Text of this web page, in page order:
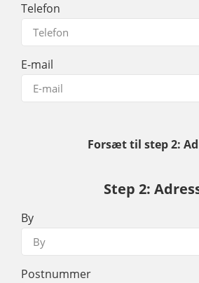
Telefon
E-mail
Forsæt til step 2:
Step 2:
By
Postnummer